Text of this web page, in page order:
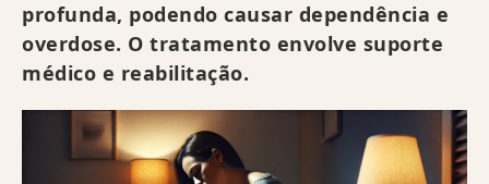
profunda, podendo causar dependência e
overdose. O tratamento envolve suporte
médico e reabilitação.